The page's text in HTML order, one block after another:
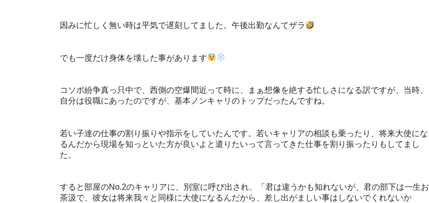
因みに忙しく無い時は平気で遅刻してました。午後出勤なんてザラ
でも一度だけ身体を壊した事があります
コソボ紛争真っ只中で、西側の空爆間近って時に、まぁ想像を絶する忙しさになる訳ですが、当時、
自分は役職にあったのですが、基本ノンキャリのトップだったんですね。
若い子達の仕事の割り振りや指示をしていたんです。若いキャリアの相談も乗ったり、将来大使にな
るんだから現場を知っといた方が良いよと遣りたいって言ってきた仕事を割り振ったりもしてまし
た。
すると部屋のNo.2のキャリアに、別室に呼び出され、「君は違うかも知れないが、君の部下は一生お
茶汲で、彼女は将来我々と同様に大使になるんだから、差し出がましい事はしないでくれないか